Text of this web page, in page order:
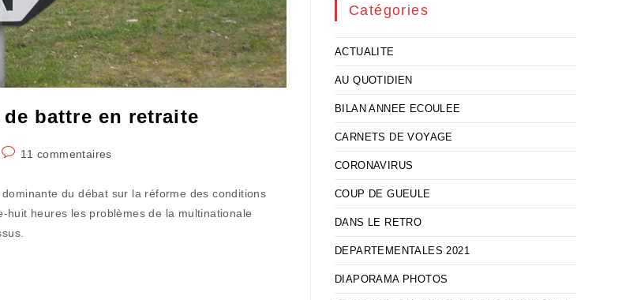
battre en retraite
Commentaires
11 commentaires
du débat sur la réforme des conditions
huit heures les problèmes de la multinationale
Catégories
ACTUALITE
AU QUOTIDIEN
BILAN ANNEE ECOULEE
CARNETS DE VOYAGE
CORONAVIRUS
COUP DE GUEULE
DANS LE RETRO
DEPARTEMENTALES 2021
DIAPORAMA PHOTOS